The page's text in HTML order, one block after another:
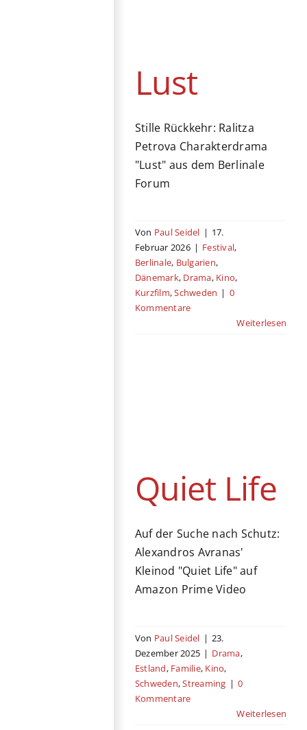
Lust
Stille Rückkehr: Ralitza
Petrova Charakterdrama
"Lust" aus dem Berlinale
Forum
Von Paul Seidel | 17.
Februar 2026 | Festival,
Berlinale, Bulgarien,
Dänemark, Drama, Kino,
Kurzfilm,Schweden | 0
Kommentare
Weiterlesen
Quiet Life
Auf der Suche nach Schutz:
Alexandros Avranas'
Kleinod "Quiet Life" auf
Amazon Prime Video
Von Paul Seidel | 23.
Dezember 2025 | Drama,
Estland, Familie, Kino,
Schweden,Streaming | 0
Kommentare
Weiterlesen